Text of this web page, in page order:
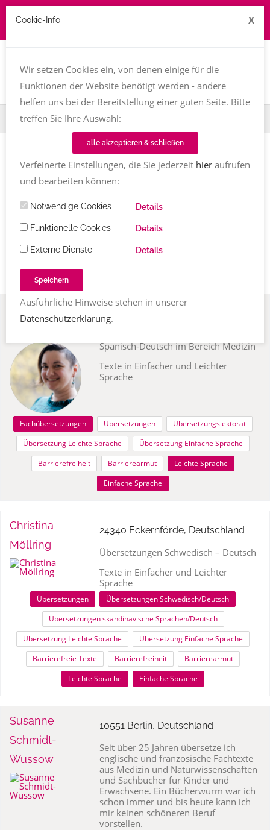
Home Fachfrauenmarkt
Texttreff-Fachfrauenmarkt
Übersicht/ Übersetzung Einfache
Sprache
Anne
Spanisch-Deutsch im Bereich Medizin
Texte in Einfacher und Leichter
Sprache
Fachübersetzungen Übersetzungen
Übersetzungslektorat
Übersetzung Leichte Sprache
Übersetzung Einfache Sprache
Barrierefreiheit
Barrierearmut
Leichte Sprache
Einfache Sprache
Christina
Möllring
24340 Eckernförde, Deutschland
Übersetzungen Schwedisch – Deutsch
Texte in Einfacher und Leichter
Sprache
Übersetzungen
Übersetzungen Schwedisch/Deutsch
Übersetzungen skandinavische Sprachen/Deutsch
Übersetzung Leichte Sprache
Übersetzung Einfache Sprache
Barrierefreie Texte
Barrierefreiheit
Barrierearmut
Leichte Sprache
Einfache Sprache
Susanne
Schmidt-
Wussow
10551 Berlin, Deutschland
Seit über 25 Jahren übersetze ich
englische und französische Fachtexte
aus Medizin und Naturwissenschaften
und Sachbücher für Kinder und
Erwachsene. Ein Bücherwurm war ich
schon immer und bis heute kann ich
mir keinen schöneren Beruf
vorstellen.
Cookie-Info X
Wir setzen Cookies ein, von denen einige für die
Funktionen der Website benötigt werden - andere
helfen uns bei der Bereitstellung einer guten Seite. Bitte
treffen Sie Ihre Auswahl:
alle akzeptieren & schließen
Verfeinerte Einstellungen, die Sie jederzeit hieraufrufen
und bearbeiten können:
Notwendige Cookies Details
Funktionelle Cookies Details
Externe Dienste Details
Speichern
Ausführliche Hinweise stehen in unserer
Datenschutzerklärung.